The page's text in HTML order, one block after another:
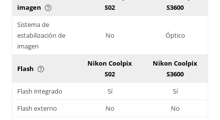
imagen help_outline
S02
S3600
Sistema de
estabilización de
imagen
No Óptico
Flash help_outline
Nikon Coolpix
S02
Nikon Coolpix
S3600
Flash integrado
Sí
Sí
Flash externo
No
No